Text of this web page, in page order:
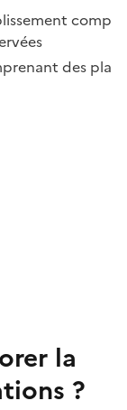
comp
des pla
la
?